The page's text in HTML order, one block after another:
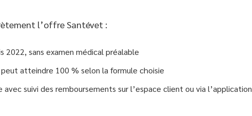
l’offre Santévet :
2022, sans examen médical préalable
atteindre 100 % selon la formule choisie
suivi des remboursements sur l’espace client ou via l’application